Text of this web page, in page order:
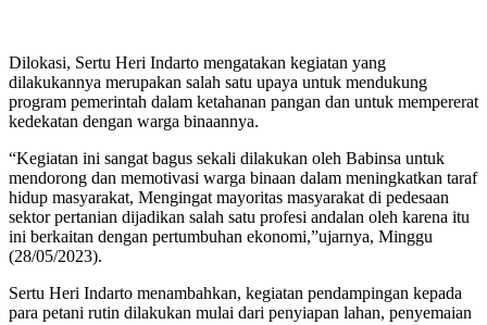
Dilokasi, Sertu Heri Indarto mengatakan kegiatan yang
dilakukannya merupakan salah satu upaya untuk mendukung
program pemerintah dalam ketahanan pangan dan untuk mempererat
kedekatan dengan warga binaannya.
“Kegiatan ini sangat bagus sekali dilakukan oleh Babinsa untuk
mendorong dan memotivasi warga binaan dalam meningkatkan taraf
hidup masyarakat, Mengingat mayoritas masyarakat di pedesaan
sektor pertanian dijadikan salah satu profesi andalan oleh karena itu
ini berkaitan dengan pertumbuhan ekonomi,”ujarnya, Minggu
(28/05/2023).
Sertu Heri Indarto menambahkan, kegiatan pendampingan kepada
para petani rutin dilakukan mulai dari penyiapan lahan, penyemaian